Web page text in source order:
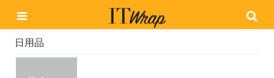
日用品